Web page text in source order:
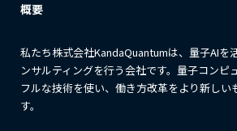
概要
私たち株式会社KandaQuantumは、量子AIを
ンサルティングを行う会社です。量子コンピ
フルな技術を使い、働き方改革をより新しい
す。